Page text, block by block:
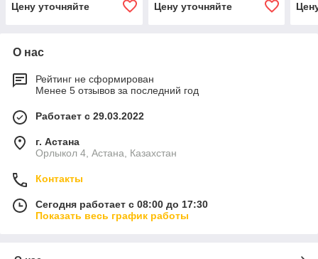
Цену уточняйте Цену уточняйте
О нас
Рейтинг не сформирован
Менее 5 отзывов за последний год
Работает с 29.03.2022
г. Астана
Орлыкол 4, Астана, Казахстан
Контакты
Сегодня работает с 08:00 до 17:30
Показать весь график работы